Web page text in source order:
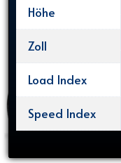
Höhe
Zoll
Load Index
Speed Index